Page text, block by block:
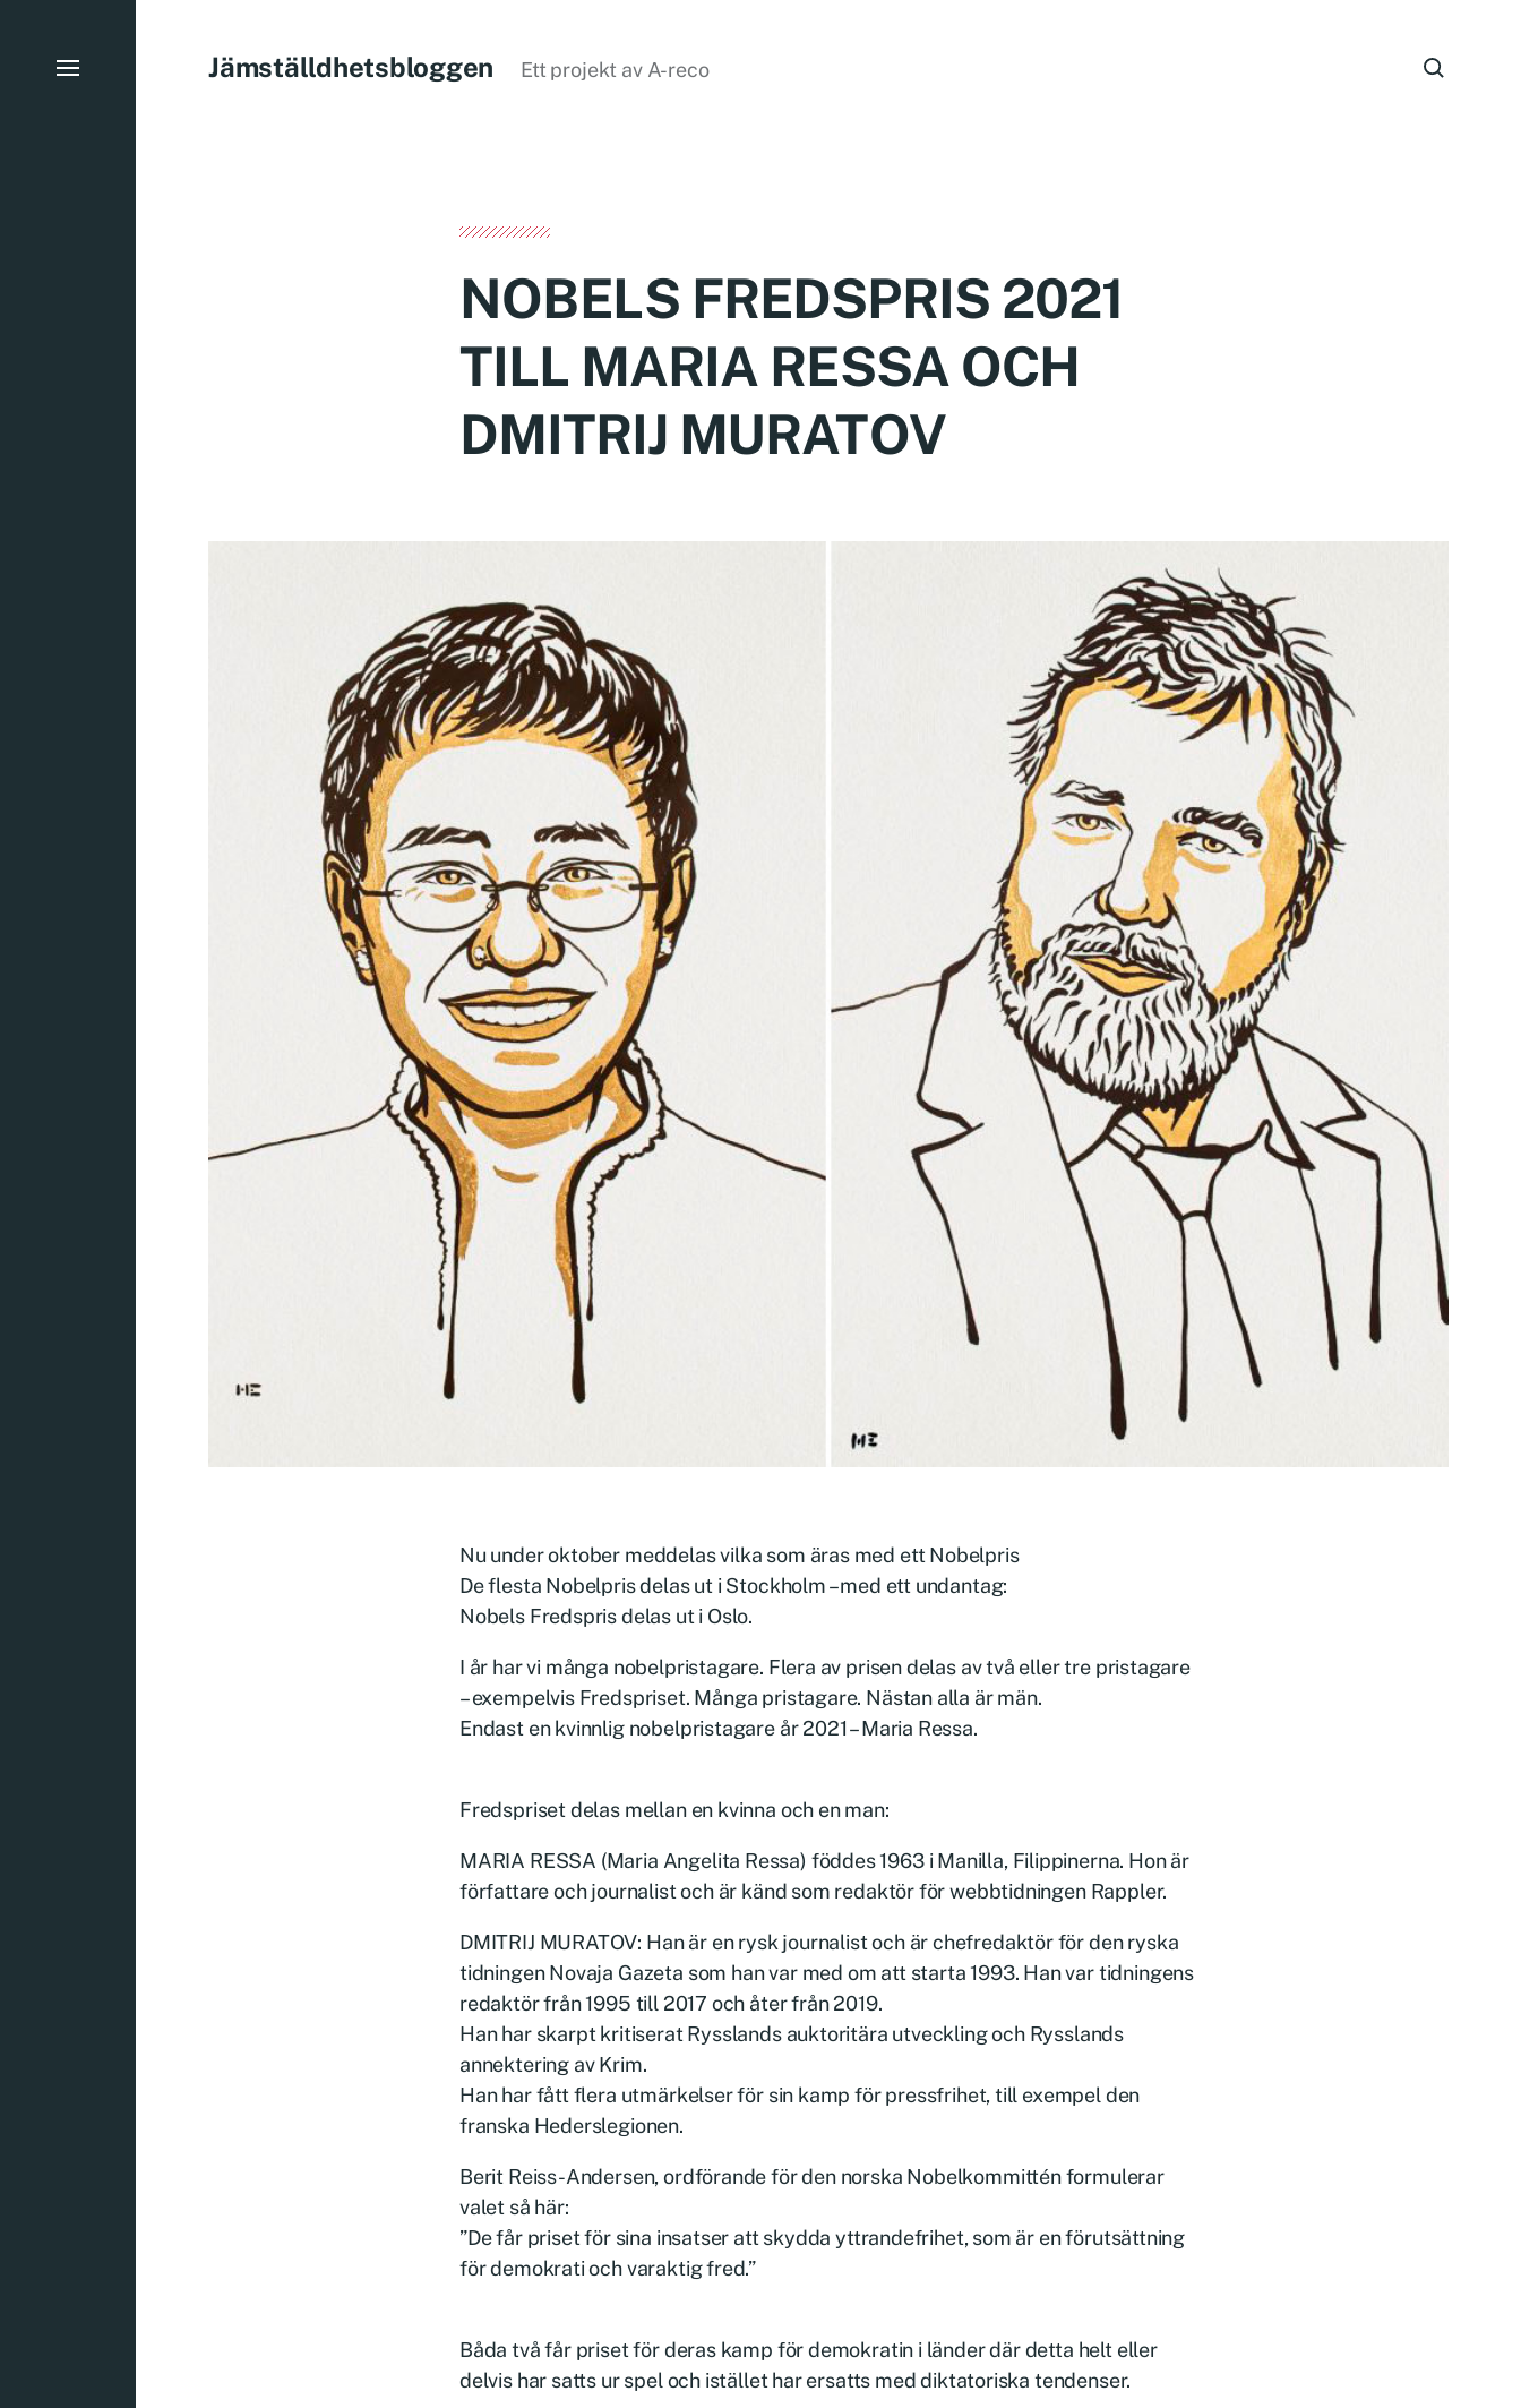
Jämställdhetsbloggen Ett projekt av A-reco
NOBELS FREDSPRIS 2021
TILL MARIA RESSA OCH
DMITRIJ MURATOV
Nu under oktober meddelas vilka som äras med ett Nobelpris
De flesta Nobelpris delas ut i Stockholm – med ett undantag:
Nobels Fredspris delas ut i Oslo.
I år har vi många nobelpristagare. Flera av prisen delas av två eller tre pristagare
– exempelvis Fredspriset. Många pristagare. Nästan alla är män.
Endast en kvinnlig nobelpristagare år 2021 – Maria Ressa.
Fredspriset delas mellan en kvinna och en man:
MARIA RESSA (Maria Angelita Ressa) föddes 1963 i Manilla, Filippinerna. Hon är
författare och journalist och är känd som redaktör för webbtidningen Rappler.
DMITRIJ MURATOV: Han är en rysk journalist och är chefredaktör för den ryska
tidningen Novaja Gazeta som han var med om att starta 1993. Han var tidningens
redaktör från 1995 till 2017 och åter från 2019.
Han har skarpt kritiserat Rysslands auktoritära utveckling och Rysslands
annektering av Krim.
Han har fått flera utmärkelser för sin kamp för pressfrihet, till exempel den
franska Hederslegionen.
Berit Reiss-Andersen, ordförande för den norska Nobelkommittén formulerar
valet så här:
”De får priset för sina insatser att skydda yttrandefrihet, som är en förutsättning
för demokrati och varaktig fred.”
Båda två får priset för deras kamp för demokratin i länder där detta helt eller
delvis har satts ur spel och istället har ersatts med diktatoriska tendenser.